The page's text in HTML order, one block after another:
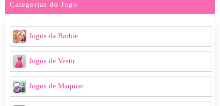
Categorias do Jogo
Jogos da Barbie
Jogos de Vestir
Jogos de Maquiar